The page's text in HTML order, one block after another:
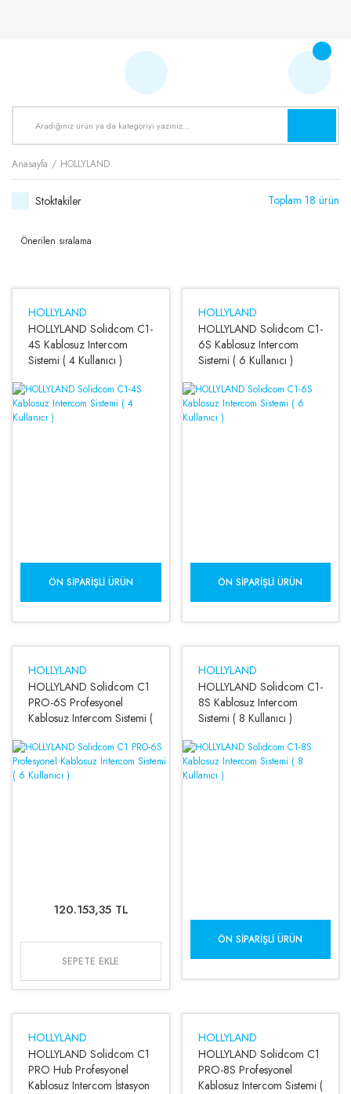
Anasayfa HOLLYLAND
Stoktakiler Toplam 18 ürün
HOLLYLAND
HOLLYLAND Solidcom C1-
4S Kablosuz Intercom
Sistemi ( 4 Kullanıcı )
ÖN SIPARIŞLI ÜRÜN
HOLLYLAND
HOLLYLAND Solidcom C1-
6S Kablosuz Intercom
Sistemi ( 6 Kullanıcı )
ÖN SIPARIŞLI ÜRÜN
HOLLYLAND
HOLLYLAND Solidcom C1
PRO-6S Profesyonel
Kablosuz Intercom Sistemi (
120.153,35 TL
SEPETE EKLE
HOLLYLAND
HOLLYLAND Solidcom C1-
8S Kablosuz Intercom
Sistemi ( 8 Kullanıcı )
ÖN SIPARIŞLI ÜRÜN
HOLLYLAND
HOLLYLAND Solidcom C1
PRO Hub Profesyonel
Kablosuz Intercom İstasyon
HOLLYLAND
HOLLYLAND Solidcom C1
PRO-8S Profesyonel
Kablosuz Intercom Sistemi (